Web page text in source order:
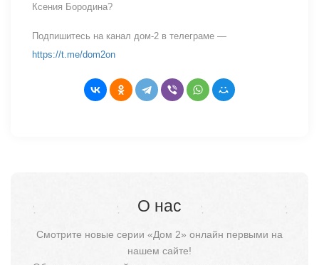
Ксения Бородина?
Подпишитесь на канал дом-2 в телеграме —
https://t.me/dom2on
О нас
Смотрите новые серии «Дом 2» онлайн первыми на
нашем сайте!